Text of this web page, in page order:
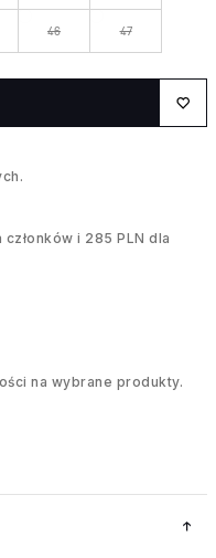
46 47
i 285 PLN dla
na wybrane produkty.